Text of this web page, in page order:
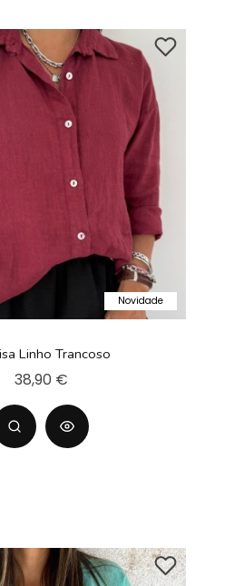
Novidade
Linho Trancoso
38,90 €